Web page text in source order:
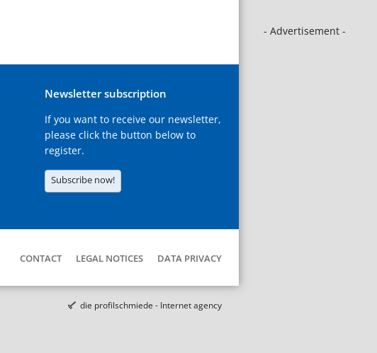
- Advertisement -
Newsletter subscription
If you want to receive our newsletter,
please click the button below to
register.
Subscribe now!
CONTACT LEGAL NOTICES DATA PRIVACY
die profilschmiede - Internet agency